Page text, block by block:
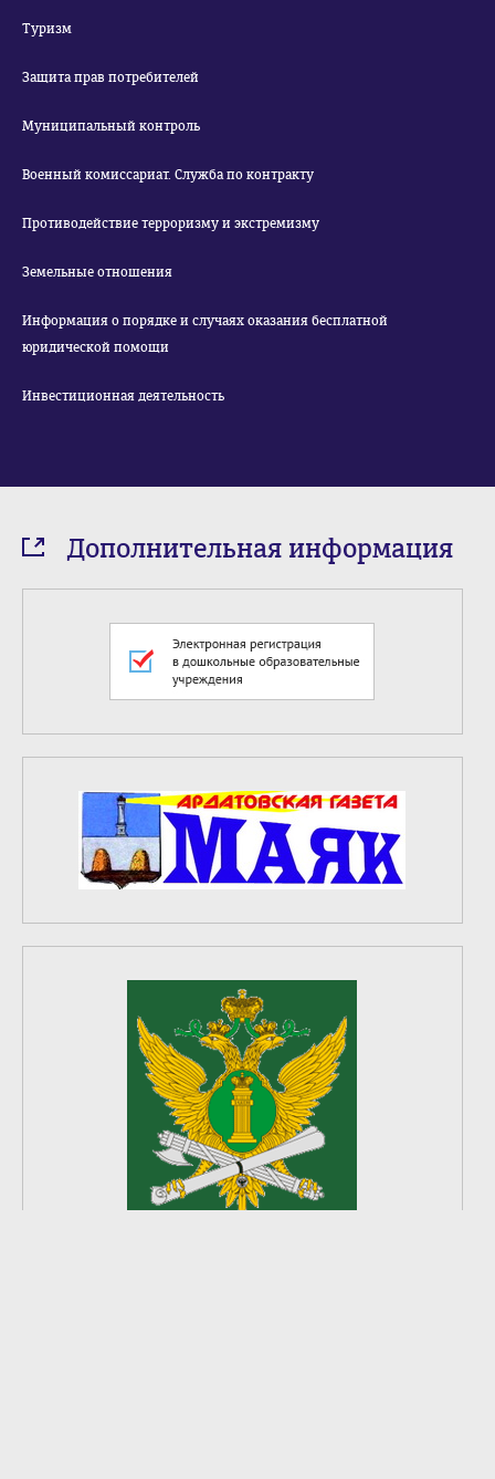
Туризм
Защита прав потребителей
Муниципальный контроль
Военный комиссариат. Служба по контракту
Противодействие терроризму и экстремизму
Земельные отношения
Информация о порядке и случаях оказания бесплатной
юридической помощи
Инвестиционная деятельность
Дополнительная информация